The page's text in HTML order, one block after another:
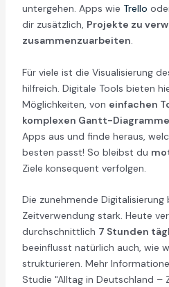
untergehen. Apps wie Trello
dir zusätzlich, Projekte zu
zusammenzuarbeiten.
Für viele ist die Visualisierung
hilfreich. Digitale Tools bieten
Möglichkeiten, von einfachen
komplexen Gantt-
Apps aus und finde heraus,
besten passt! So bleibst du
Ziele konsequent verfolgen.
Die zunehmende Digitalisierung
Zeitverwendung stark. Heute
durchschnittlich 7 Stunden
beeinflusst natürlich auch, wie
strukturieren. Mehr
Studie "Alltag in Deutschland –